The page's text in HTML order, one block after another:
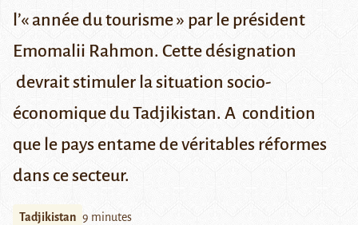
l’« année du tourisme » par le président
Emomalii Rahmon. Cette désignation
devrait stimuler la situation socio-
économique du Tadjikistan. A condition
que le pays entame de véritables réformes
dans ce secteur.
Tadjikistan 9 minutes